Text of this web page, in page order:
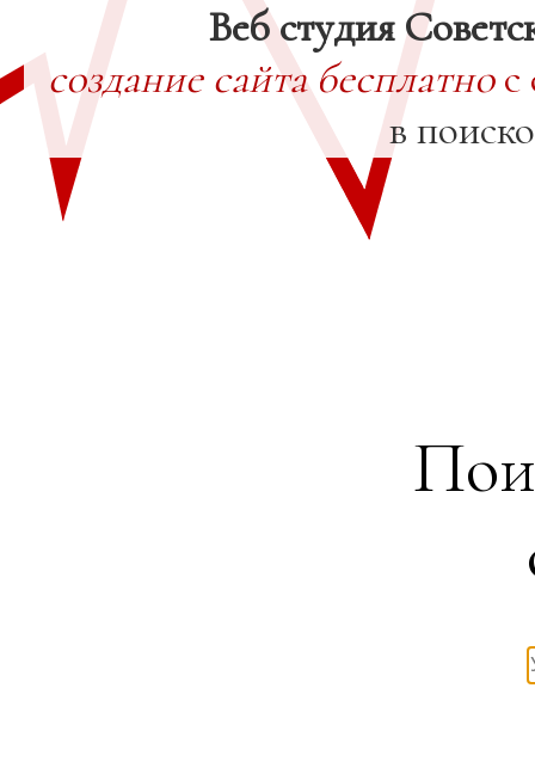
Веб студия
создание сайта бесплатнос
в